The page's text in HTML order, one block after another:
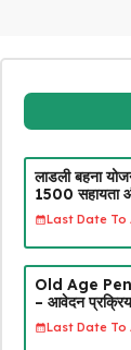
लाडली बहना
₹1500
Last Date To
Old Age
– आवेदन
Last Date To